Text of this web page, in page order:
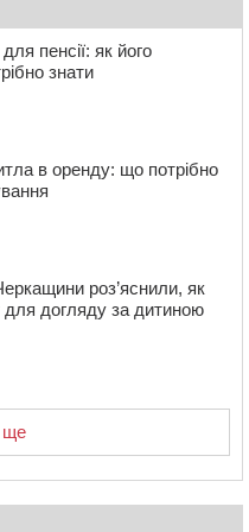
мільйон тонн
пожежа
пенсії: як його
знати
в оренду: що потрібно
роз’яснили, як
догляду за дитиною
ще